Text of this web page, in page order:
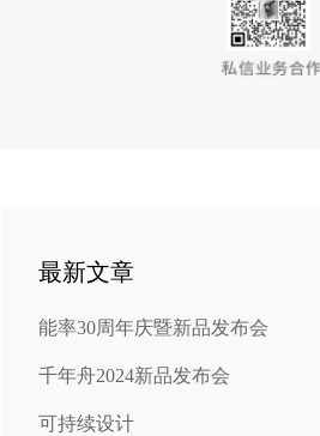
最新文章
能率30周年庆暨新品发布会
千年舟2024新品发布会
可持续设计